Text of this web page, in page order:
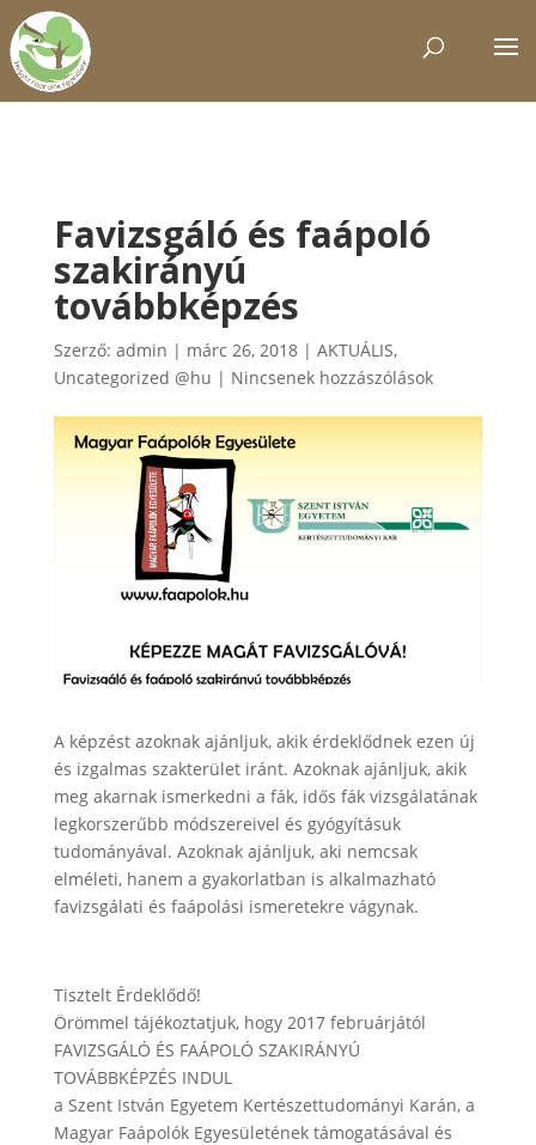
Favizsgáló és faápoló
szakirányú
továbbképzés
Szerző: admin | márc 26, 2018| AKTUÁLIS,
Uncategorized @hu | Nincsenek hozzászólások
A képzést azoknak ajánljuk, akik érdeklődnek ezen új
és izgalmas szakterület iránt. Azoknak ajánljuk, akik
meg akarnak ismerkedni a fák, idős fák vizsgálatának
legkorszerűbb módszereivel és gyógyításuk
tudományával. Azoknak ajánljuk, aki nemcsak
elméleti, hanem a gyakorlatban is alkalmazható
favizsgálati és faápolási ismeretekre vágynak.
Tisztelt Érdeklődő!
Örömmel tájékoztatjuk, hogy 2017 februárjától
FAVIZSGÁLÓ ÉS FAÁPOLÓ SZAKIRÁNYÚ
TOVÁBBKÉPZÉS INDUL
a Szent István Egyetem Kertészettudományi Karán, a
Magyar Faápolók Egyesületének támogatásával és